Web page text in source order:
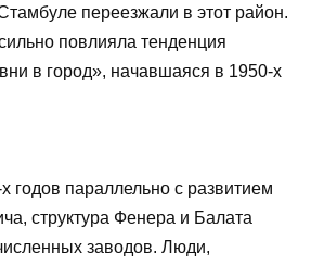
переезжали в этот район.
повлияла тенденция
в город», начавшаяся в 1950-х
годов параллельно с развитием
структура Фенера и Балата
заводов. Люди,